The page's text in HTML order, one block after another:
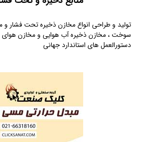
تولید و طراحی انواع مخازن ذخیره تحت فشار و
سوخت ، مخازن ذخیره آب هوایی و مخازن هوای
دستورالعمل های استاندارد جهانی